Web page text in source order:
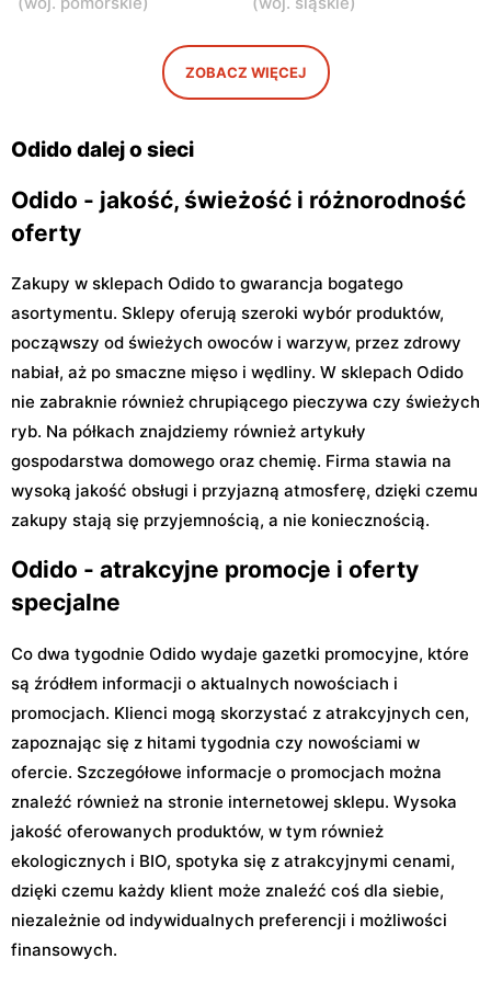
Emancypantek 4
Stanisławów Pierwszy, ul.
Odido
Łazy, ul. Łączności 20
ZOBACZ WIĘCEJ
Odido dalej o sieci
Odido - jakość, świeżość i różnorodność
oferty
Zakupy w sklepach Odido to gwarancja bogatego
asortymentu. Sklepy oferują szeroki wybór produktów,
począwszy od świeżych owoców i warzyw, przez zdrowy
nabiał, aż po smaczne mięso i wędliny. W sklepach Odido
nie zabraknie również chrupiącego pieczywa czy świeżych
ryb. Na półkach znajdziemy również artykuły
gospodarstwa domowego oraz chemię. Firma stawia na
wysoką jakość obsługi i przyjazną atmosferę, dzięki czemu
zakupy stają się przyjemnością, a nie koniecznością.
Odido - atrakcyjne promocje i oferty
specjalne
Co dwa tygodnie Odido wydaje gazetki promocyjne, które
są źródłem informacji o aktualnych nowościach i
promocjach. Klienci mogą skorzystać z atrakcyjnych cen,
zapoznając się z hitami tygodnia czy nowościami w
ofercie. Szczegółowe informacje o promocjach można
znaleźć również na stronie internetowej sklepu. Wysoka
jakość oferowanych produktów, w tym również
ekologicznych i BIO, spotyka się z atrakcyjnymi cenami,
dzięki czemu każdy klient może znaleźć coś dla siebie,
niezależnie od indywidualnych preferencji i możliwości
finansowych.